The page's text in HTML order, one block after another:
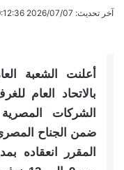
آخر تحديث: 2026/07/07 9:12:36 مساءً
أعلنت الشعبة
بالاتحاد العام
الشركات المصرية
المقرر انعقاده